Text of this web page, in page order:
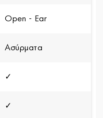
Open - Ear
Ασύρματα
✓
✓